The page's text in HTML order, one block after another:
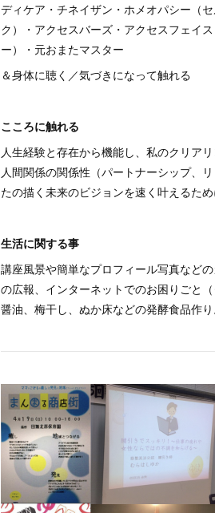
ディケア・チネイザン・ホメオパシー（
ク）・アクセスバーズ・アクセスフェイ
ー）・元おまたマスター
＆身体に聴く／気づきになって触れる
こころに触れる
人生経験と存在から機能し、私のクリア
人間関係の関係性（パートナーシップ、
たの描く未来のビジョンを速く叶えるた
生活に関する事
講座風景や簡単なプロフィール写真など
の広報、インターネットでのお困りごと
醤油、梅干し、ぬか床などの発酵食品作り